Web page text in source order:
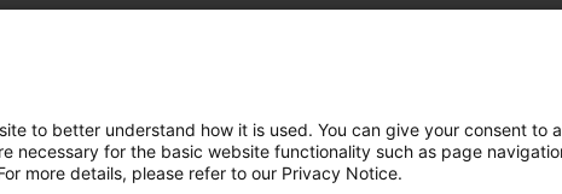
Finanças
Ações
to better understand how it is used. You can give your consent to
necessary for the basic website functionality such as page
more details, please refer to our Privacy Notice.